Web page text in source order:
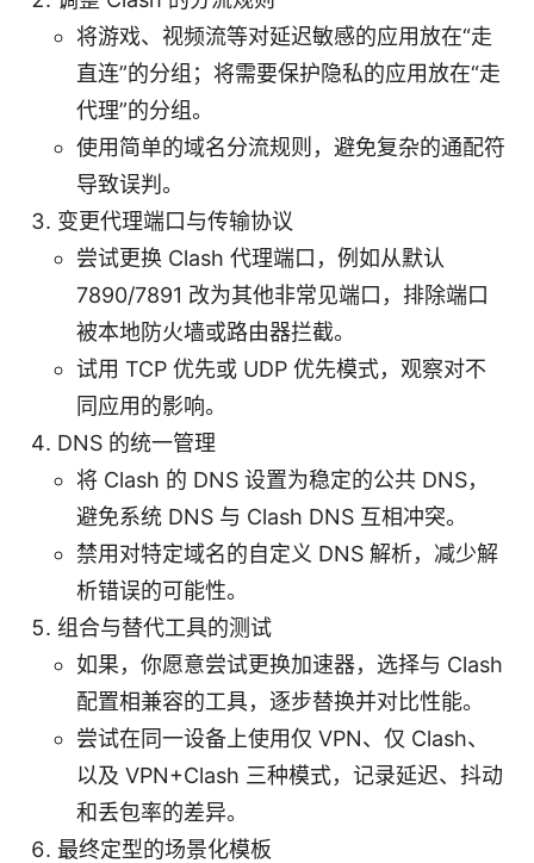
将游戏、视频流等对延迟敏感的应用放在“走
直连”的分组；将需要保护隐私的应用放在“走
代理”的分组。
使用简单的域名分流规则，避免复杂的通配符
导致误判。
变更代理端口与传输协议
尝试更换 Clash 代理端口，例如从默认
7890/7891 改为其他非常见端口，排除端口
被本地防火墙或路由器拦截。
试用 TCP 优先或 UDP 优先模式，观察对不
同应用的影响。
DNS 的统一管理
将 Clash 的 DNS 设置为稳定的公共 DNS，
避免系统 DNS 与 Clash DNS 互相冲突。
禁用对特定域名的自定义 DNS 解析，减少解
析错误的可能性。
组合与替代工具的测试
如果，你愿意尝试更换加速器，选择与 Clash
配置相兼容的工具，逐步替换并对比性能。
尝试在同一设备上使用仅 VPN、仅 Clash、
以及 VPN+Clash 三种模式，记录延迟、抖动
和丢包率的差异。
最终定型的场景化模板